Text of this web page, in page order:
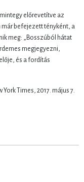
előrevetítve az
befejezett tényként, a
meg: „Bosszúból hátat
megjegyezni,
és a fordítás
York Times, 2017. május 7.